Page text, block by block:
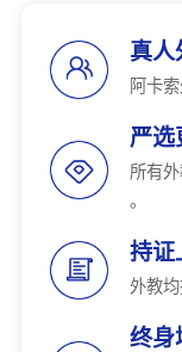
真人
阿卡
严选
所有
。
持证
外教均
终身